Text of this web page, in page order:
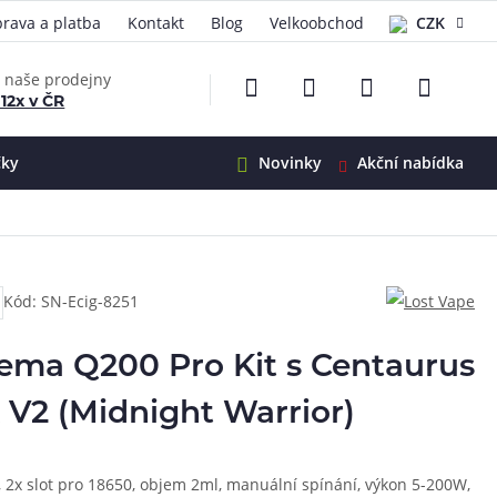
a platba Kontakt Blog Velkoobchod
CZK
naše prodejny
v ČR
Pro
Zobrazit produkty
Zobrazit produkty
Zobrazit produkty
Zobrazit produkty
Zobrazit produkty
Zobrazit produkty
Novinky Akční nabídka
Kód: SN-Ecig-8251
Q200 Pro Kit s Centaurus
V2 (Midnight Warrior)
slot pro 18650, objem 2ml, manuální spínání, výkon 5-200W,